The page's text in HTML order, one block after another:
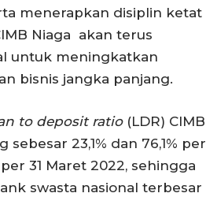
menerapkan disiplin ketat
Niaga akan terus
untuk meningkatkan
bisnis jangka panjang.
to deposit ratio(LDR) CIMB
23,1% dan 76,1% per
31 Maret 2022, sehingga
swasta nasional terbesar